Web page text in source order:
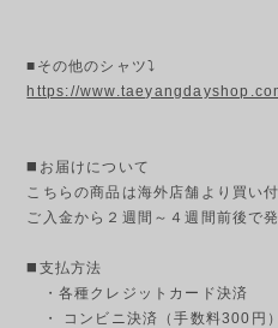
■その他のシャツ⤵
https://
◼️お届けについて
こちらの商品は海外店舗より買い
ご入金から２週間～４週間前後で
◼️支払方法
・各種クレジットカード決済
・ コンビニ決済（手数料300円）